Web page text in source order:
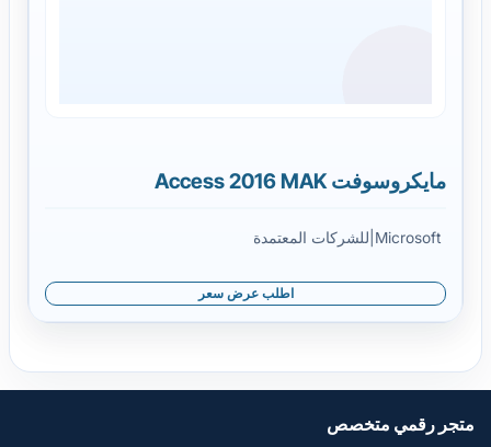
مايكروسوفت Access 2016 MAK
Microsoft للشركات المعتمدة
اطلب عرض سعر
متجر رقمي متخصص